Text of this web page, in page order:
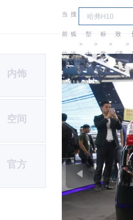
当
前
位
置:
搜
狐
汽
车
＞
车
型
大
全
＞
标
致
＞
致
(进
口)
＞
内饰
空间
官方